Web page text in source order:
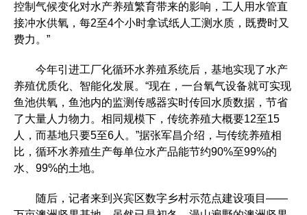
控制气候变化对水产养殖繁育带来的影响，工人用水管直
接冲水供氧，每2至4个小时拿试纸人工测水质，既费时又
费力。”
今年引进工厂化循环水养殖系统后，基地实现了水产
养殖优质化、智能化发展。“现在，一台氧气设备就可实现
鱼池供氧，鱼池内的监测传感器实时传回水质数据，节省
了大量人力物力。相同规模下，传统养殖大概要12至15
人，而基地只要5至6人。”据张军昌介绍，与传统养殖相
比，循环水养殖生产每单位水产品能节约90%至99%的
水、99%的土地。
随后，记者来到兴宾区数字乡村示范点建设项目——